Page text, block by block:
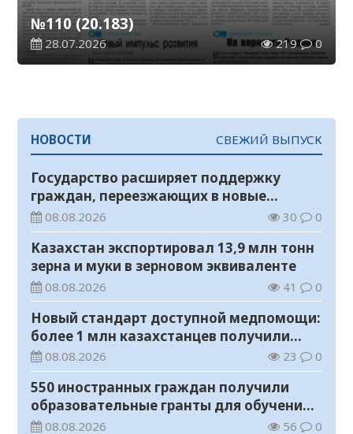
№110 (20.183)
28.07.2026 219 0
НОВОСТИ СВЕЖИЙ ВЫПУСК
Государство расширяет поддержку
граждан, переезжающих в новые
регионы для работы
08.08.2026 30 0
Казахстан экспортировал 13,9 млн тонн
зерна и муки в зерновом эквиваленте
08.08.2026 41 0
Новый стандарт доступной медпомощи:
более 1 млн казахстанцев получили
телемедицинские услуги
08.08.2026 23 0
550 иностранных граждан получили
образовательные гранты для обучения в
Казахстане
08.08.2026 56 0